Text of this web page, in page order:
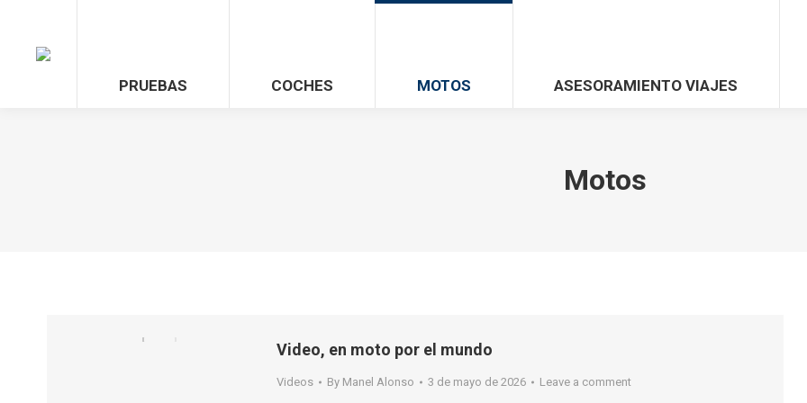
PRUEBAS COCHES MOTOS ASESORAMIENTO VIAJES
Motos
Video, en moto por el mundo
Videos By Manel Alonso 3 de mayo de 2026 Leave a comment